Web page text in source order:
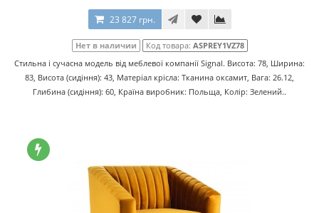
23 827 грн.
Нет в наличии Код товара: ASPREY1VZ78
Стильна і сучасна модель від меблевої компанії Signal. Висота: 78, Ширина:
83, Висота (сидіння): 43, Матеріал крісла: Тканина оксамит, Вага: 26.12,
Глибина (сидіння): 60, Країна виробник: Польща, Колір: Зелений..